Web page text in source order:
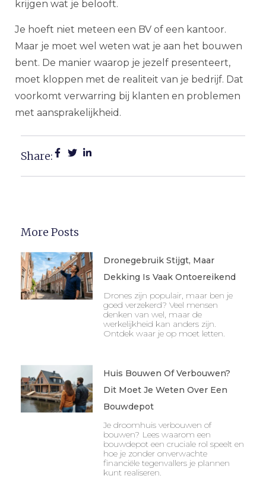
krijgen wat je belooft.
Je hoeft niet meteen een BV of een kantoor.
Maar je moet wel weten wat je aan het bouwen
bent. De manier waarop je jezelf presenteert,
moet kloppen met de realiteit van je bedrijf. Dat
voorkomt verwarring bij klanten en problemen
met aansprakelijkheid.
Share:
More Posts
Dronegebruik Stijgt, Maar
Dekking Is Vaak Ontoereikend
Drones zijn populair, maar ben je
goed verzekerd? Veel mensen
denken van wel, maar de
werkelijkheid kan anders zijn.
Ontdek waar je op moet letten.
Huis Bouwen Of Verbouwen?
Dit Moet Je Weten Over Een
Bouwdepot
Je droomhuis verbouwen of
bouwen? Lees waarom een
bouwdepot een cruciale rol speelt en
hoe je zonder onverwachte
financiële tegenvallers je plannen
kunt realiseren.